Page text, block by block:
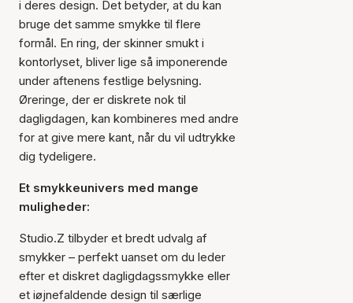
i deres design. Det betyder, at du kan
bruge det samme smykke til flere
formål. En ring, der skinner smukt i
kontorlyset, bliver lige så imponerende
under aftenens festlige belysning.
Øreringe, der er diskrete nok til
dagligdagen, kan kombineres med andre
for at give mere kant, når du vil udtrykke
dig tydeligere.
Et smykkeunivers med mange
muligheder:
Studio.Z tilbyder et bredt udvalg af
smykker – perfekt uanset om du leder
efter et diskret dagligdagssmykke eller
et iøjnefaldende design til særlige